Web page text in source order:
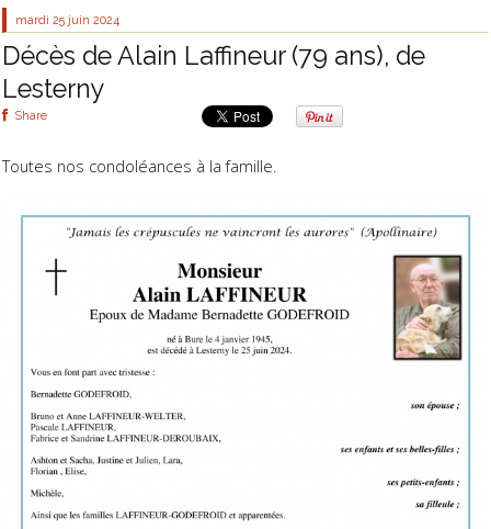
mardi 25 juin 2024
Décès de Alain Laffineur (79 ans), de
Lesterny
Share
Toutes nos condoléances à la famille.